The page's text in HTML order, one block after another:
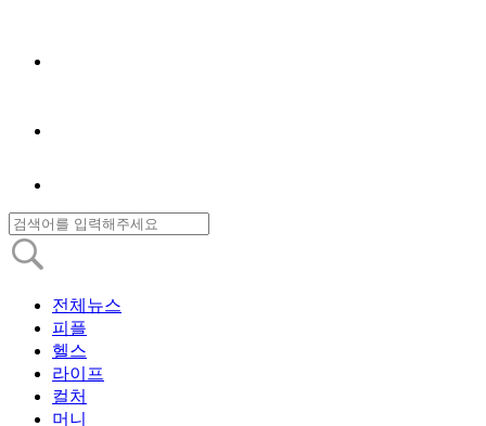
전체뉴스
피플
헬스
라이프
컬처
머니